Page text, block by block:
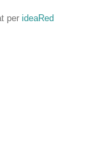
per ideaRed